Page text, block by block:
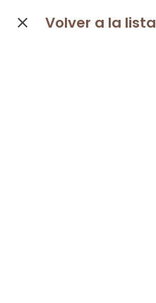
Volver a la lista